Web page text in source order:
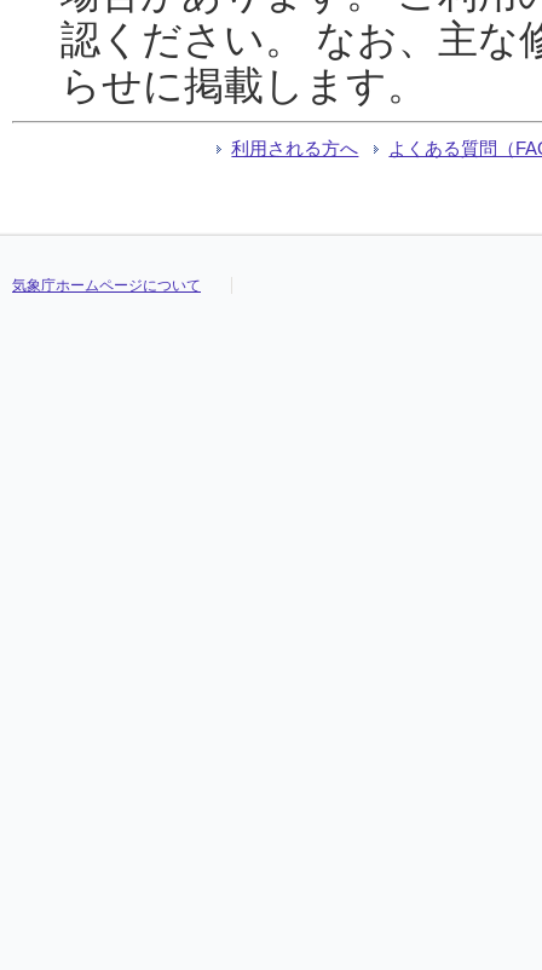
認ください。 なお、主な
らせに掲載します。
利用される方へ よくある質問（
気象庁ホームページについて